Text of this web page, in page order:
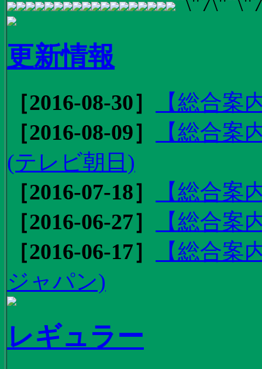
更新情報
［2016-08-30］
【総合
［2016-08-09］
【総合
(テレビ朝日)
［2016-07-18］
【総合案
［2016-06-27］
【総合案
［2016-06-17］
【総合
ジャパン)
レギュラー